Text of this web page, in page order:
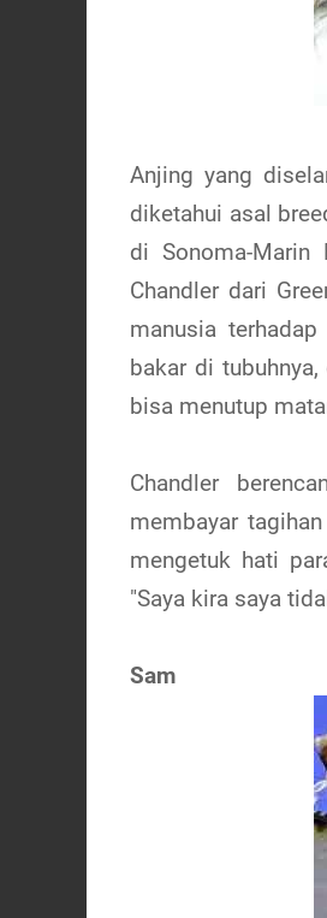
Anjing yang
diketahui asal
di Sonoma-
Chandler dari
manusia
bakar di
bisa menutup
Chandler
membayar
mengetuk hati
"Saya kira saya
Sam